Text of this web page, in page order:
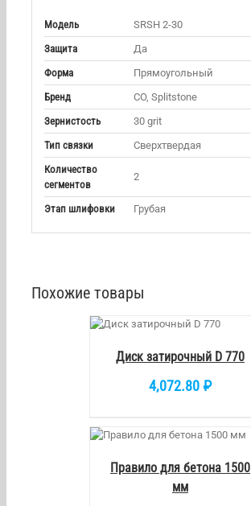
Модель
SRSH 2-30
Защита
Да
Форма
Прямоугольный
Бренд
CO, Splitstone
Зернистость
30 grit
Тип связки
Сверхтвердая
Количество
сегментов
2
Этап шлифовки Грубая
Похожие товары
Диск затирочный D 770
4,072.80 ₽
Правило для бетона 1500
мм